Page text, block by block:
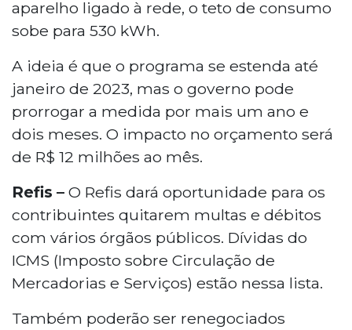
aparelho ligado à rede, o teto de consumo
sobe para 530 kWh.
A ideia é que o programa se estenda até
janeiro de 2023, mas o governo pode
prorrogar a medida por mais um ano e
dois meses. O impacto no orçamento será
de R$ 12 milhões ao mês.
Refis – O Refis dará oportunidade para os
contribuintes quitarem multas e débitos
com vários órgãos públicos. Dívidas do
ICMS (Imposto sobre Circulação de
Mercadorias e Serviços) estão nessa lista.
Também poderão ser renegociados